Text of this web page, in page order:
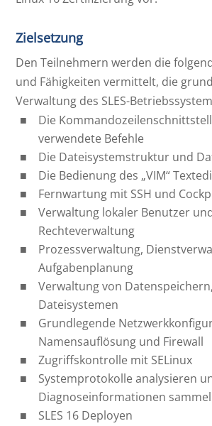
Zielsetzung
Den Teilnehmern werden die
und Fähigkeiten vermittelt, die
Verwaltung des SLES-
Die
verwendete Befehle
Die Dateisystemstruktur und
Die Bedienung des „VIM“
Fernwartung mit SSH und
Verwaltung lokaler Benutzer
Rechteverwaltung
Prozessverwaltung,
Aufgabenplanung
Verwaltung von
Dateisystemen
Grundlegende
Namensauflösung und Firewall
Zugriffskontrolle mit SELinux
Systemprotokolle analysieren
Diagnoseinformationen
SLES 16 Deployen